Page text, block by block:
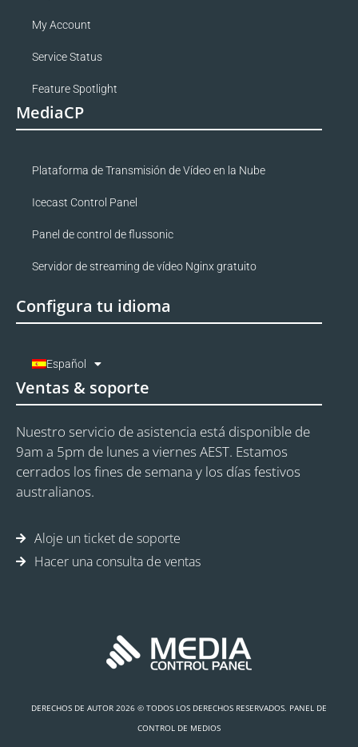
My Account
Service Status
Feature Spotlight
MediaCP
Plataforma de Transmisión de Vídeo en la Nube
Icecast Control Panel
Panel de control de flussonic
Servidor de streaming de vídeo Nginx gratuito
Configura tu idioma
Español
Ventas & soporte
Nuestro servicio de asistencia está disponible de
9am a 5pm de lunes a viernes AEST. Estamos
cerrados los fines de semana y los días festivos
australianos.
Aloje un ticket de soporte
Hacer una consulta de ventas
DERECHOS DE AUTOR 2026 © TODOS LOS DERECHOS RESERVADOS. PANEL DE
CONTROL DE MEDIOS